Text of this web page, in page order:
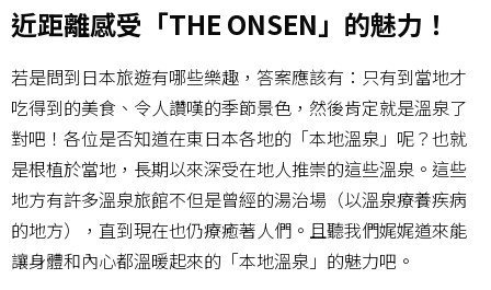
近距離感受「THE ONSEN」的魅力！
若是問到日本旅遊有哪些樂趣，答案應該有：只有到當地才
吃得到的美食、令人讚嘆的季節景色，然後肯定就是溫泉了
對吧！各位是否知道在東日本各地的「本地溫泉」呢？也就
是根植於當地，長期以來深受在地人推崇的這些溫泉。這些
地方有許多溫泉旅館不但是曾經的湯治場（以溫泉療養疾病
的地方），直到現在也仍療癒著人們。且聽我們娓娓道來能
讓身體和內心都溫暖起來的「本地溫泉」的魅力吧。